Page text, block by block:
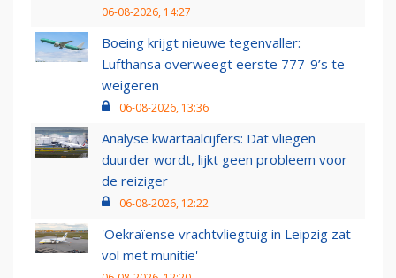
06-08-2026, 14:27
Boeing krijgt nieuwe tegenvaller:
Lufthansa overweegt eerste 777-9’s te
weigeren
06-08-2026, 13:36
Analyse kwartaalcijfers: Dat vliegen
duurder wordt, lijkt geen probleem voor
de reiziger
06-08-2026, 12:22
'Oekraïense vrachtvliegtuig in Leipzig zat
vol met munitie'